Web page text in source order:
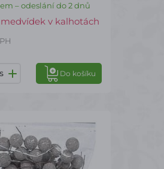
– odeslání do 2 dnů
v kalhotách
Do košíku